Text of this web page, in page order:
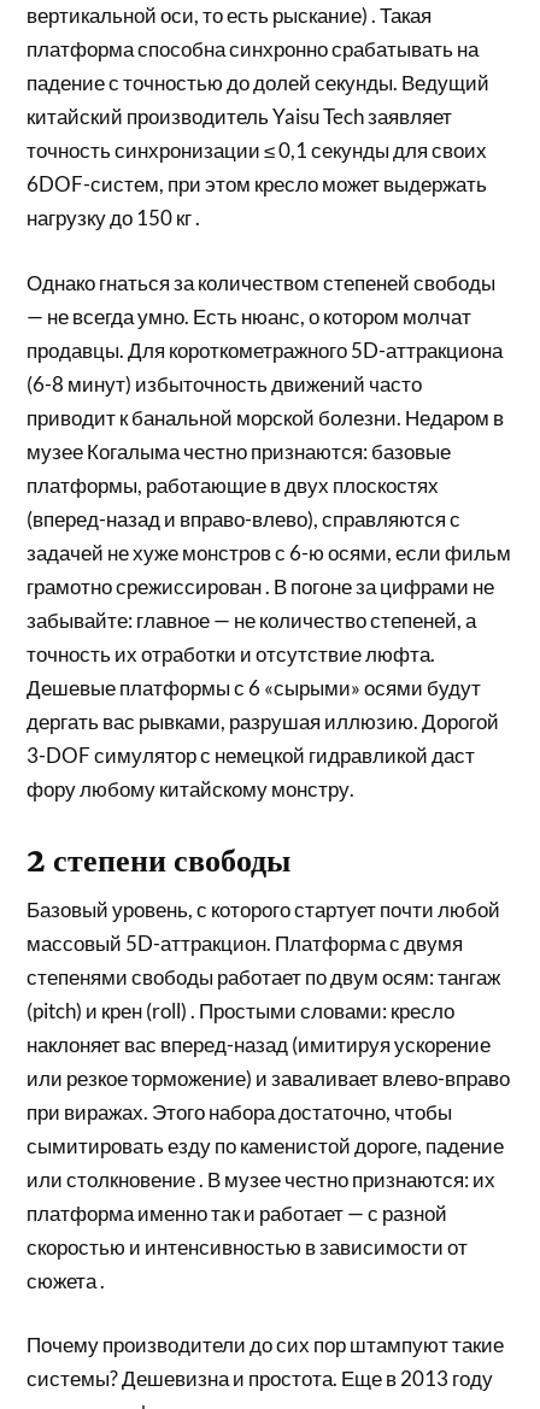
вертикальной оси, то есть рыскание) . Такая
платформа способна синхронно срабатывать на
падение с точностью до долей секунды. Ведущий
китайский производитель Yaisu Tech заявляет
точность синхронизации ≤ 0,1 секунды для своих
6DOF-систем, при этом кресло может выдержать
нагрузку до 150 кг .
Однако гнаться за количеством степеней свободы
— не всегда умно. Есть нюанс, о котором молчат
продавцы. Для короткометражного 5D-аттракциона
(6-8 минут) избыточность движений часто
приводит к банальной морской болезни. Недаром в
музее Когалыма честно признаются: базовые
платформы, работающие в двух плоскостях
(вперед-назад и вправо-влево), справляются с
задачей не хуже монстров с 6-ю осями, если фильм
грамотно срежиссирован . В погоне за цифрами не
забывайте: главное — не количество степеней, а
точность их отработки и отсутствие люфта.
Дешевые платформы с 6 «сырыми» осями будут
дергать вас рывками, разрушая иллюзию. Дорогой
3-DOF симулятор с немецкой гидравликой даст
фору любому китайскому монстру.
2 степени свободы
Базовый уровень, с которого стартует почти любой
массовый 5D-аттракцион. Платформа с двумя
степенями свободы работает по двум осям: тангаж
(pitch) и крен (roll) . Простыми словами: кресло
наклоняет вас вперед-назад (имитируя ускорение
или резкое торможение) и заваливает влево-вправо
при виражах. Этого набора достаточно, чтобы
сымитировать езду по каменистой дороге, падение
или столкновение . В музее честно признаются: их
платформа именно так и работает — с разной
скоростью и интенсивностью в зависимости от
сюжета .
Почему производители до сих пор штампуют такие
системы? Дешевизна и простота. Еще в 2013 году